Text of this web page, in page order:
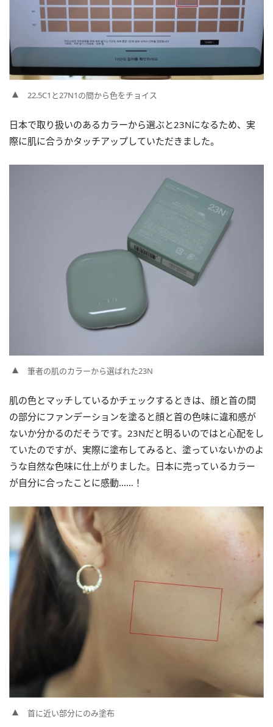
22.5C1と27N1の間から色をチョイス
日本で取り扱いのあるカラーから選ぶと23Nになるため、実
際に肌に合うかタッチアップしていただきました。
筆者の肌のカラーから選ばれた23N
肌の色とマッチしているかチェックするときは、顔と首の間
の部分にファンデーションを塗ると顔と首の色味に違和感が
ないか分かるのだそうです。23Nだと明るいのではと心配をし
ていたのですが、実際に塗布してみると、塗っていないかのよ
うな自然な色味に仕上がりました。日本に売っているカラー
が自分に合ったことに感動……！
首に近い部分にのみ塗布